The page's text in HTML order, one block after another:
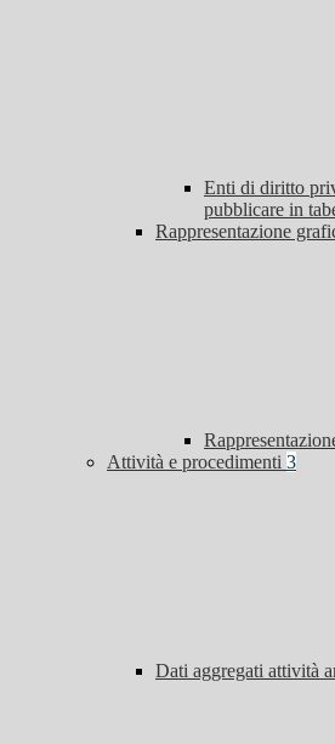
Enti di diritto
pubblicare in
Rappresentazione
Attività e procedimenti 3
Dati aggregati attività